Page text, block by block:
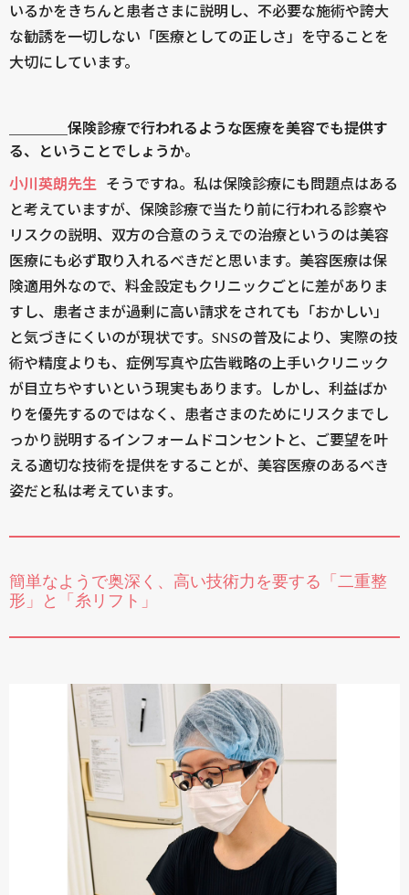
いるかをきちんと患者さまに説明し、不必要な施術や誇大
な勧誘を一切しない「医療としての正しさ」を守ることを
大切にしています。
＿＿＿＿保険診療で行われるような医療を美容でも提供す
る、ということでしょうか。
小川英朗先生
そうですね。私は保険診療にも問題点はある
と考えていますが、保険診療で当たり前に行われる診察や
リスクの説明、双方の合意のうえでの治療というのは美容
医療にも必ず取り入れるべきだと思います。美容医療は保
険適用外なので、料金設定もクリニックごとに差がありま
すし、患者さまが過剰に高い請求をされても「おかしい」
と気づきにくいのが現状です。SNSの普及により、実際の技
術や精度よりも、症例写真や広告戦略の上手いクリニック
が目立ちやすいという現実もあります。しかし、利益ばか
りを優先するのではなく、患者さまのためにリスクまでし
っかり説明するインフォームドコンセントと、ご要望を叶
える適切な技術を提供をすることが、美容医療のあるべき
姿だと私は考えています。
簡単なようで奥深く、高い技術力を要する「二重整
形」と「糸リフト」